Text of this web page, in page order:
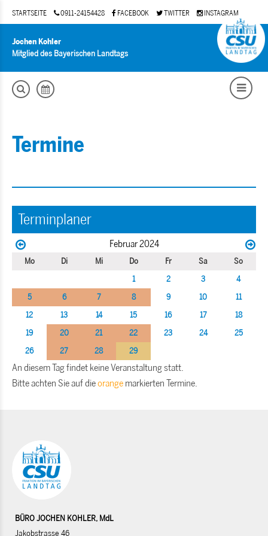
STARTSEITE 0911-24154428 FACEBOOK TWITTER INSTAGRAM
Jochen Kohler
Mitglied des Bayerischen Landtags
Termine
Terminplaner
Februar 2024
Mo Di Mi Do Fr Sa
So
1
2 3
4
5
6 7 8 9 10
11
12
13 14 15 16 17
18
19
20 21 22 23 24
25
26
27 28 29
An diesem Tag findet keine Veranstaltung statt.
Bitte achten Sie auf dieorange markierten Termine.
BÜRO JOCHEN KOHLER, MdL
Jakobstrasse 46